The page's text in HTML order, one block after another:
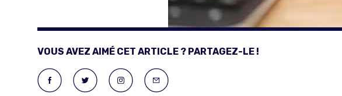
VOUS AVEZ AIMÉ CET ARTICLE ? PARTAGEZ-LE !